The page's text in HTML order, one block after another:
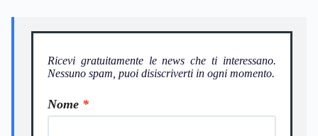
Ricevi gratuitamente le news che ti interessano.
Nessuno spam, puoi disiscriverti in ogni momento.
Nome